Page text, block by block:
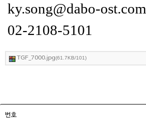
ky.song@dabo-ost.com
02-2108-5101
TGF_7000.jpg(61.7KB/101)
번호